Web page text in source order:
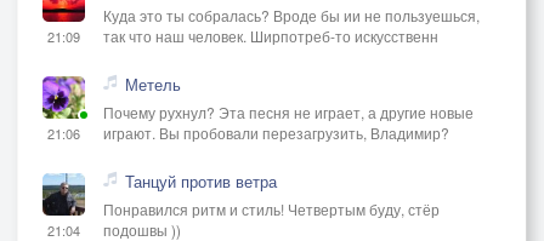
21:09
Куда это ты собралась? Вроде бы ии не пользуешься,
так что наш человек. Ширпотреб-то искусственн
21:06
Метель
Почему рухнул? Эта песня не играет, а другие новые
играют. Вы пробовали перезагрузить, Владимир?
21:04
Танцуй против ветра
Понравился ритм и стиль! Четвертым буду, стёр
подошвы ))